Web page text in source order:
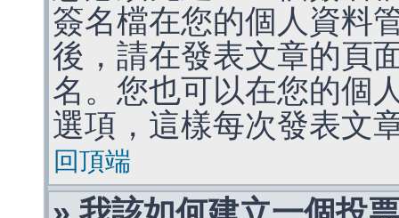
簽名檔在您的個人資料
後，請在發表文章的頁
名。您也可以在您的個
選項，這樣每次發表文
回頂端